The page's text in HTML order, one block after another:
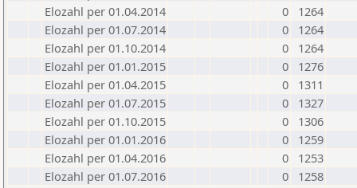
Elozahl per 01.04.2014
0
1264
Elozahl per 01.07.2014
0
1264
Elozahl per 01.10.2014
0
1264
Elozahl per 01.01.2015
0
1276
Elozahl per 01.04.2015
0
1311
Elozahl per 01.07.2015
0
1327
Elozahl per 01.10.2015
0
1306
Elozahl per 01.01.2016
0
1259
Elozahl per 01.04.2016
0
1253
Elozahl per 01.07.2016
0
1258